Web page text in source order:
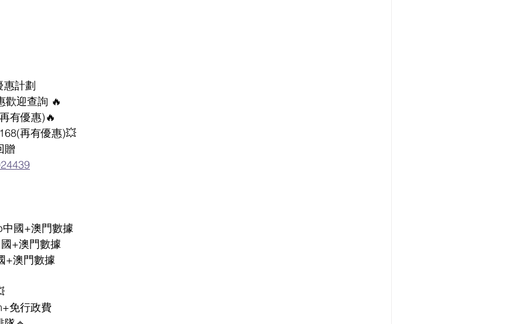
惠計劃
歡迎查詢 🔥
有優惠)🔥
再有優惠)💥
贈
國+澳門數據
+澳門數據
+澳門數據
免行政費